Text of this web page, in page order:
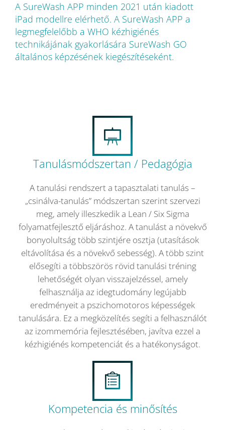
A SureWash APP minden 2021 után kiadott
iPad modellre elérhető. A SureWash APP a
legmegfelelőbb a WHO kézhigiénés
technikájának gyakorlására SureWash GO
általános képzésének kiegészítéseként.
Tanulásmódszertan / Pedagógia
A tanulási rendszert a tapasztalati tanulás –
„csinálva-tanulás” módszertan szerint szervezi
meg, amely illeszkedik a Lean / Six Sigma
folyamatfejlesztő eljáráshoz. A tanulást a növekvő
bonyolultság több szintjére osztja (utasítások
eltávolítása és a növekvő sebesség). A több szint
elősegíti a többszörös rövid tanulási tréning
lehetőségét olyan visszajelzéssel, amely
felhasználja az idegtudomány legújabb
eredményeit a pszichomotoros képességek
tanulására. Ez a megközelítés segíti a felhasználót
az izommemória fejlesztésében, javítva ezzel a
kézhigiénés kompetenciát és a hatékonyságot.
Kompetencia és minősítés